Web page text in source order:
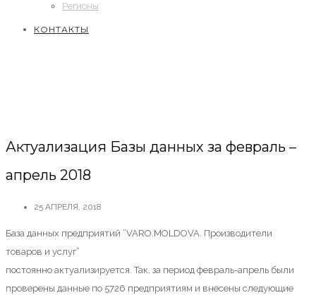
Регионы
КОНТАКТЫ
Актуализация Базы данных за февраль –
апрель 2018
25 АПРЕЛЯ, 2018
База данных предприятий ”VARO.MOLDOVA. Производители
товаров и услуг”
постоянно актуализируется. Так, за период февраль-апрель были
проверены данные по 5726 предприятиям и внесены следующие